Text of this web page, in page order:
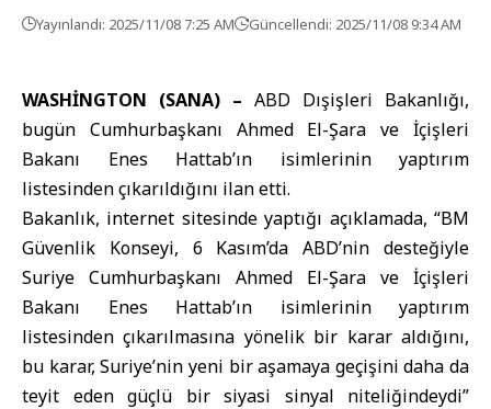
Yayınlandı: 2025/11/08 7:25 AM Güncellendi: 2025/11/08 9:34 AM
WASHİNGTON (SANA) – ABD Dışişleri Bakanlığı,
bugün Cumhurbaşkanı Ahmed El-Şaraveİçişleri
Bakanı Enes Hattab’ın isimlerinin yaptırım
listesinden çıkarıldığını ilan etti.
Bakanlık, internet sitesinde yaptığı açıklamada, “BM
Güvenlik Konseyi, 6 Kasım’da ABD’nin desteğiyle
Suriye Cumhurbaşkanı Ahmed El-Şara ve İçişleri
Bakanı Enes Hattab’ın isimlerinin yaptırım
listesinden çıkarılmasına yönelik bir karar aldığını,
bu karar, Suriye’nin yeni bir aşamaya geçişini daha da
teyit eden güçlü bir siyasi sinyal niteliğindeydi”